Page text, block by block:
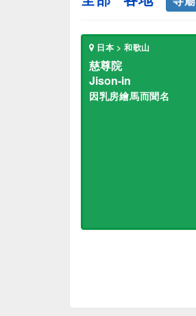
日本 > 和歌山
慈尊院
Jison-in
因乳房繪馬而聞名